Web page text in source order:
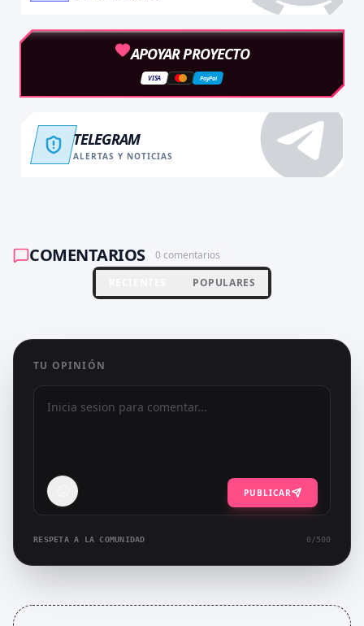
APOYAR PROYECTO
VISA PayPal
TELEGRAM
ALERTAS Y NOTICIAS
COMENTARIOS 0 comentarios
POPULARES
TU OPINIÓN
PUBLICAR
RESPETA A LA COMUNIDAD 0/500